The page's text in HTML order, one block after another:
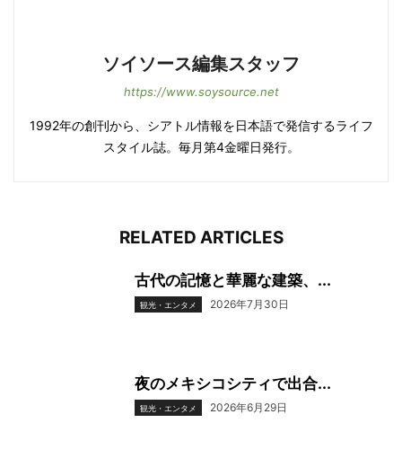
ソイソース編集スタッフ
https://www.soysource.net
1992年の創刊から、シアトル情報を日本語で発信するライフ
スタイル誌。毎月第4金曜日発行。
RELATED ARTICLES
古代の記憶と華麗な建築、...
観光・エンタメ 2026年7月30日
夜のメキシコシティで出合...
観光・エンタメ 2026年6月29日